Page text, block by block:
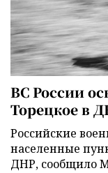
ВС России
Торецкое в
Российские
населенные
ДНР, сообщило